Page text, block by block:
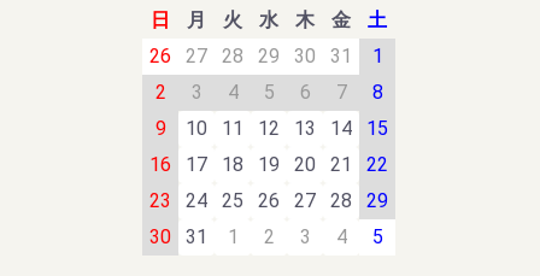
日
月 火 水 木 金
土
26
27 28 29 30 31
1
2
3 4 5 6 7
8
9
10 11 12 13 14
15
16
17 18 19 20 21
22
23
24 25 26 27 28
29
30
31 1 2 3 4 5